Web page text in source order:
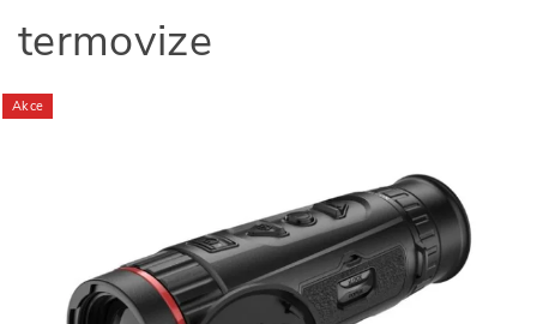
termovize
Akce